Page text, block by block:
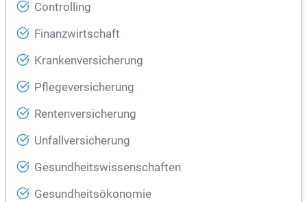
Controlling
Finanzwirtschaft
Krankenversicherung
Pflegeversicherung
Rentenversicherung
Unfallversicherung
Gesundheitswissenschaften
Gesundheitsökonomie